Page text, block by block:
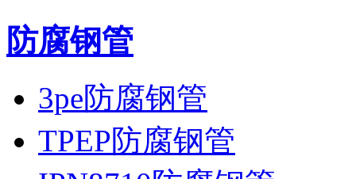
防腐钢管
3pe防腐钢管
TPEP防腐钢管